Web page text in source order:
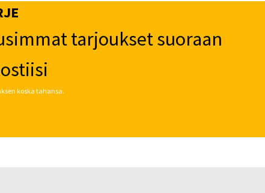
tarjoukset suoraan
koska tahansa.